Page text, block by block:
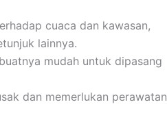
cuaca dan kawasan,
lainnya.
mudah untuk dipasang
dan memerlukan perawatan